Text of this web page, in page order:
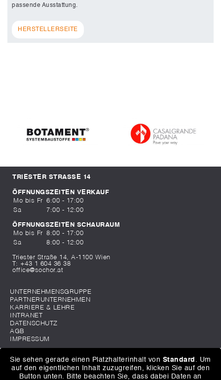
passende Ausstattung.
HERSTELLERSEITE
TRIESTER STRASSE 14
ÖFFNUNGSZEITEN VERKAUF
Mo bis Fr
6:00 - 17:00
Sa
7:00 - 12:00
ÖFFNUNGSZEITEN SCHAURAUM
Mo bis Fr
8:00 - 17:00
Sa
8:00 - 12:00
Triester Straße 14, A-1100 Wien
T: +43 1 604 36 38
office@sochor.at
UNTERNEHMENSGRUPPE
PARTNERUNTERNEHMEN
KARRIERE & LEHRE
INTRANET
DATENSCHUTZ
AGB
IMPRESSUM
Sie sehen gerade einen Platzhalterinhalt von Standard
. Um
auf den eigentlichen Inhalt zuzugreifen, klicken Sie auf den
Button unten. Bitte beachten Sie, dass dabei Daten an